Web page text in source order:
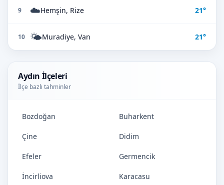
9 ☁️Hemşin, Rize 21°
10 🌤️Muradiye, Van 21°
Aydın İlçeleri
İlçe bazlı tahminler
Bozdoğan Buharkent
Çine Didim
Efeler Germencik
İncirliova Karacasu